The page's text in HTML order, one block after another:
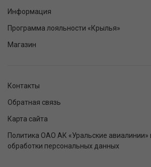
Информация
Программа лояльности «Крылья»
Магазин
Контакты
Обратная связь
Карта сайта
Политика ОАО АК «Уральские авиалинии»
обработки персональных данных